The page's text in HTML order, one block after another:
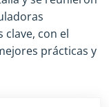
con el
prácticas y